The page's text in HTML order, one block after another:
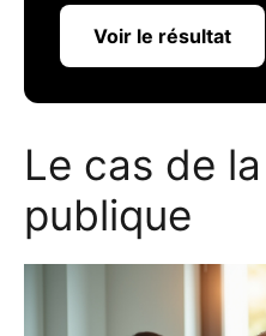
Voir le résultat
Le cas de
publique